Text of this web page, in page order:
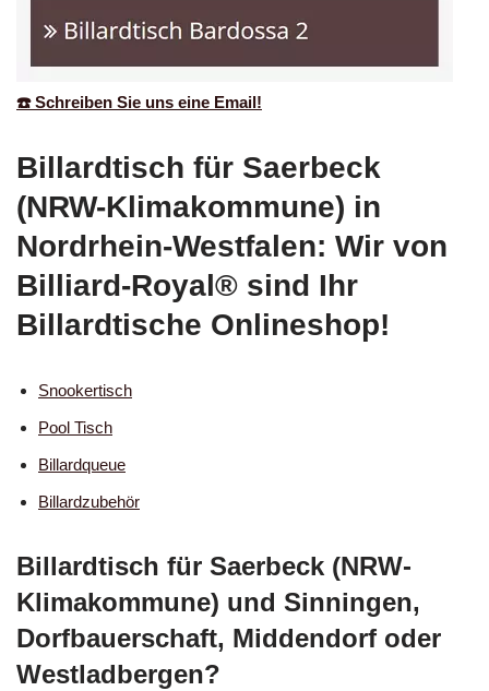
☎️ Schreiben Sie uns eine Email!
Billardtisch für Saerbeck
(NRW-Klimakommune) in
Nordrhein-Westfalen: Wir von
Billiard-Royal® sind Ihr
Billardtische Onlineshop!
Snookertisch
Pool Tisch
Billardqueue
Billardzubehör
Billardtisch für Saerbeck (NRW-
Klimakommune) und Sinningen,
Dorfbauerschaft, Middendorf oder
Westladbergen?